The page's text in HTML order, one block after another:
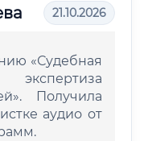
21.10.2026
«Судебная
экспертиза
Получила
аудио от